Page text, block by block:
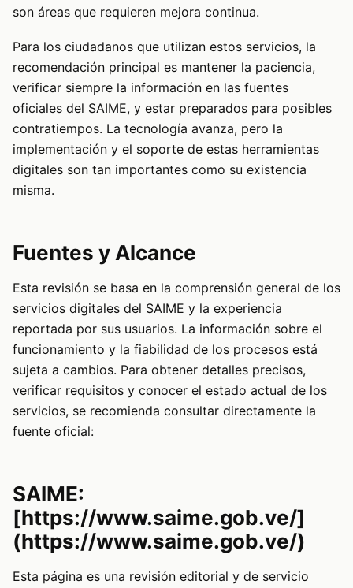
son áreas que requieren mejora continua.
Para los ciudadanos que utilizan estos servicios, la
recomendación principal es mantener la paciencia,
verificar siempre la información en las fuentes
oficiales del SAIME, y estar preparados para posibles
contratiempos. La tecnología avanza, pero la
implementación y el soporte de estas herramientas
digitales son tan importantes como su existencia
misma.
Fuentes y Alcance
Esta revisión se basa en la comprensión general de los
servicios digitales del SAIME y la experiencia
reportada por sus usuarios. La información sobre el
funcionamiento y la fiabilidad de los procesos está
sujeta a cambios. Para obtener detalles precisos,
verificar requisitos y conocer el estado actual de los
servicios, se recomienda consultar directamente la
fuente oficial:
SAIME:
[https://www.saime.gob.ve/]
(https://www.saime.gob.ve/)
Esta página es una revisión editorial y de servicio